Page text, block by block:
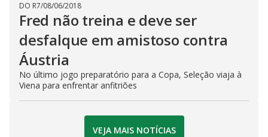
DO R7/08/06/2018
Fred não treina e deve ser
desfalque em amistoso contra
Áustria
No último jogo preparatório para a Copa, Seleção viaja à
Viena para enfrentar anfitriões
VEJA MAIS NOTÍCIAS